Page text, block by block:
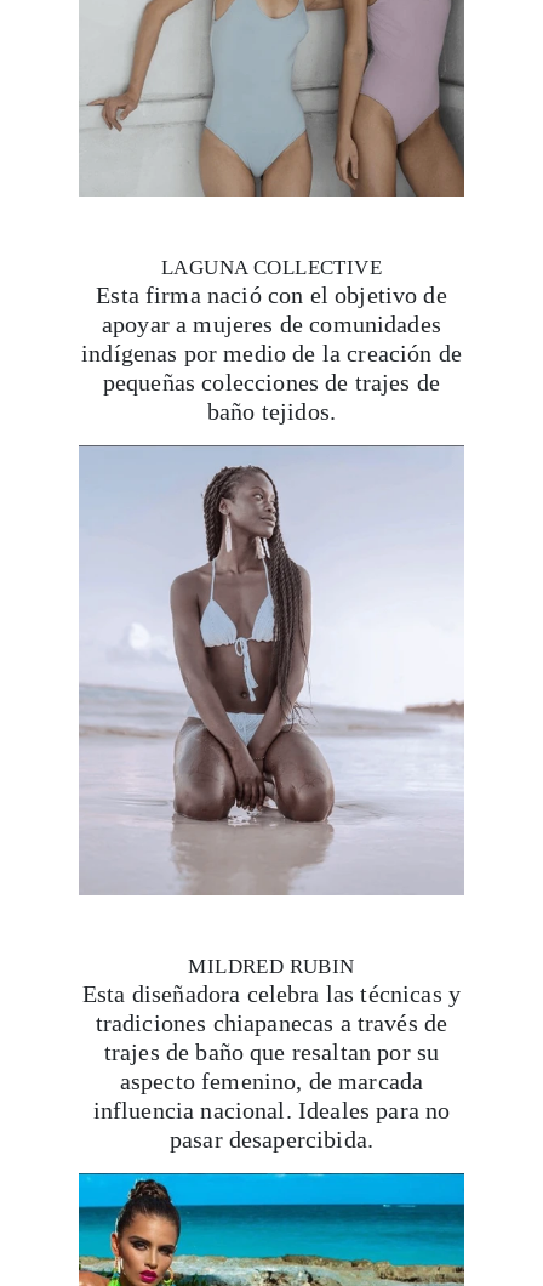
LAGUNA COLLECTIVE
Esta firma nació con el objetivo de
apoyar a mujeres de comunidades
indígenas por medio de la creación de
pequeñas colecciones de trajes de
baño tejidos.
MILDRED RUBIN
Esta diseñadora celebra las técnicas y
tradiciones chiapanecas a través de
trajes de baño que resaltan por su
aspecto femenino, de marcada
influencia nacional. Ideales para no
pasar desapercibida.
itinerarios, tips de insider y las guías más
Suscribirme